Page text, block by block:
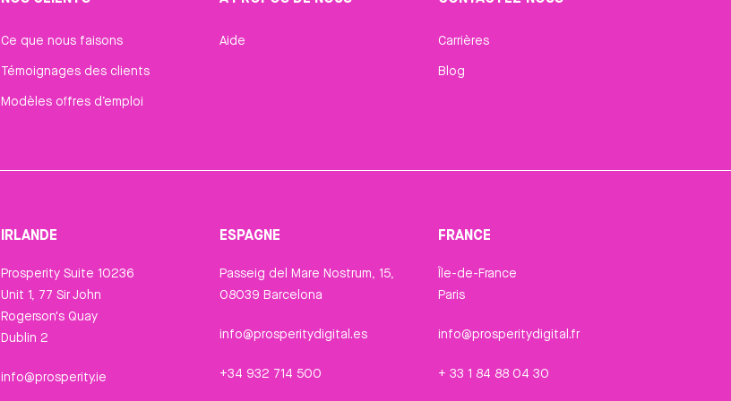
Ce que nous faisons
Témoignages des clients
Modèles offres d’emploi
Aide
Carrières
Blog
IRLANDE
Prosperity Suite 10236
Unit 1, 77 Sir John
Rogerson's Quay
Dublin 2
info@prosperity.ie
ESPAGNE
Passeig del Mare Nostrum, 15,
08039 Barcelona
info@prosperitydigital.es
+34 932 714 500
FRANCE
Île-de-France
Paris
info@prosperitydigital.fr
+ 33 1 84 88 04 30